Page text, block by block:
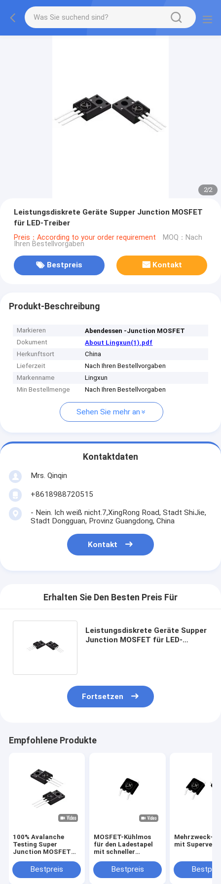
2/2
Leistungsdiskrete Geräte Supper Junction MOSFET
für LED-Treiber
Preis：According to your order requirement MOQ：Nach
Ihren Bestellvorgaben
Bestpreis Kontakt
Produkt-Beschreibung
Markieren
Abendessen -Junction MOSFET
Dokument
About Lingxun(1).pdf
Herkunftsort
China
Lieferzeit
Nach Ihren Bestellvorgaben
Markenname
Lingxun
Min Bestellmenge
Nach Ihren Bestellvorgaben
Sehen Sie mehr an
Kontaktdaten
Mrs. Qinqin
+8618988720515
- Nein. Ich weiß nicht.7,XingRong Road, Stadt ShiJie,
Stadt Dongguan, Provinz Guangdong, China
Kontakt
Erhalten Sie Den Besten Preis Für
Leistungsdiskrete Geräte Supper
Junction MOSFET für LED-
Fortsetzen
Empfohlene Produkte
100% Avalanche
Testing Super
Junction MOSFET
Stromversorgungen
von
Bestpreis
MOSFET-Kühlmos
für den Ladestapel
mit schneller
Bestpreis
Mehrzweck-
mit